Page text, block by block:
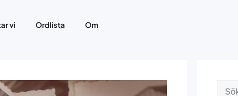
vi Ordlista Om
Sök